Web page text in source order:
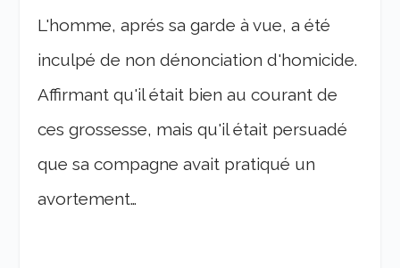
L'homme, aprés sa garde à vue, a été
inculpé de non dénonciation d'homicide.
Affirmant qu'il était bien au courant de
ces grossesse, mais qu'il était persuadé
que sa compagne avait pratiqué un
avortement…